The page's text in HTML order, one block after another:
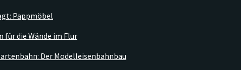
Pappmöbel
für die Wände im Flur
Der Modelleisenbahnbau